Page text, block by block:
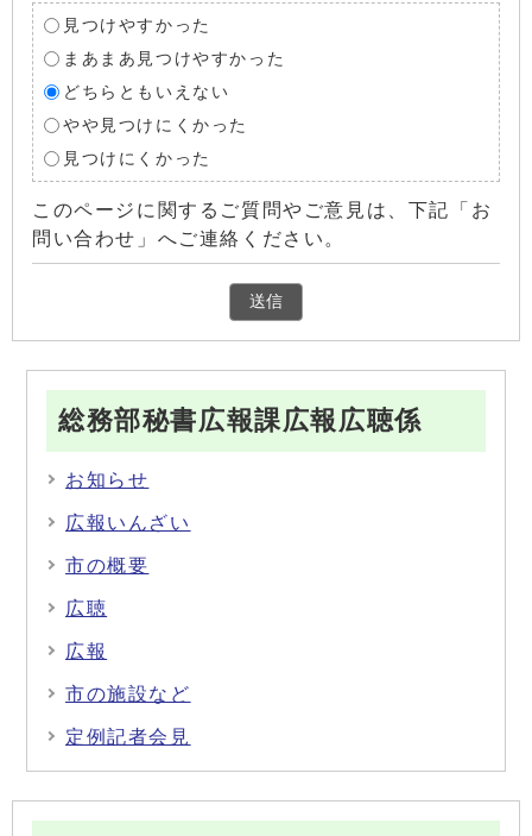
見つけやすかった
まあまあ見つけやすかった
どちらともいえない
やや見つけにくかった
見つけにくかった
このページに関するご質問やご意見は、下記「お
問い合わせ」へご連絡ください。
総務部秘書広報課広報広聴係
お知らせ
広報いんざい
市の概要
広聴
広報
市の施設など
定例記者会見